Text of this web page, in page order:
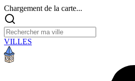
Chargement de la carte...
VILLES